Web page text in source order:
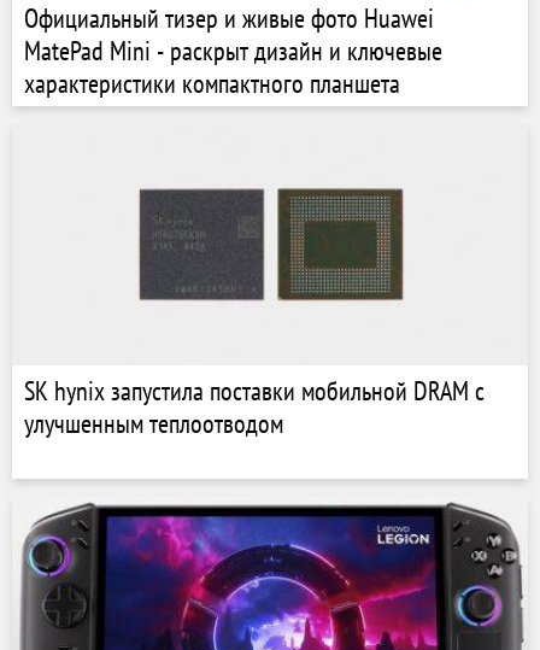
Официальный тизер и живые фото Huawei
MatePad Mini - раскрыт дизайн и ключевые
характеристики компактного планшета
SK hynix запустила поставки мобильной DRAM с
улучшенным теплоотводом